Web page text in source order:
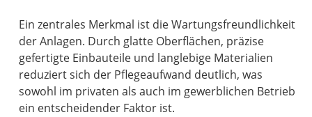
Ein zentrales Merkmal ist die Wartungsfreundlichkeit
der Anlagen. Durch glatte Oberflächen, präzise
gefertigte Einbauteile und langlebige Materialien
reduziert sich der Pflegeaufwand deutlich, was
sowohl im privaten als auch im gewerblichen Betrieb
ein entscheidender Faktor ist.